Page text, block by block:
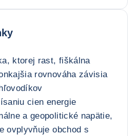
ktorej rast, fiškálna
rovnováha závisia
cien energie
a geopolitické napätie,
ovplyvňuje obchod s